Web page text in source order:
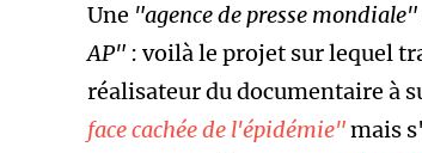
Une "agence de presse mondiale"
AP" : voilà le projet sur lequel
réalisateur du documentaire à
face cachée de l'épidémie"mais